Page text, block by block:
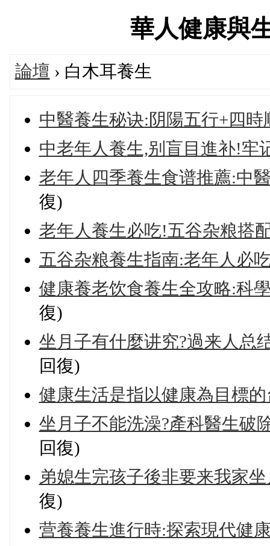
華人健康與
論壇 › 白木耳養生
中醫養生秘诀:阴陽五行+四
中老年人養生,别盲目進补!牢
老年人四季養生食谱推薦:中
復)
老年人養生必吃!五谷杂粮搭
五谷杂粮養生指南:老年人必
健康養老饮食養生全攻略:科
復)
坐月子有什麼讲究?過来人总
回復)
健康生活是指以健康為目標
坐月子不能洗澡?產科醫生破
回復)
弟媳生完孩子後非要来我家
復)
营養養生進行時:探索現代健